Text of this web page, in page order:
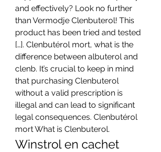
and effectively? Look no further
than Vermodje Clenbuterol! This
product has been tried and tested
[…]. Clenbutérol mort, what is the
difference between albuterol and
clenb. It’s crucial to keep in mind
that purchasing Clenbuterol
without a valid prescription is
illegal and can lead to significant
legal consequences. Clenbutérol
mort What is Clenbuterol.
Winstrol en cachet